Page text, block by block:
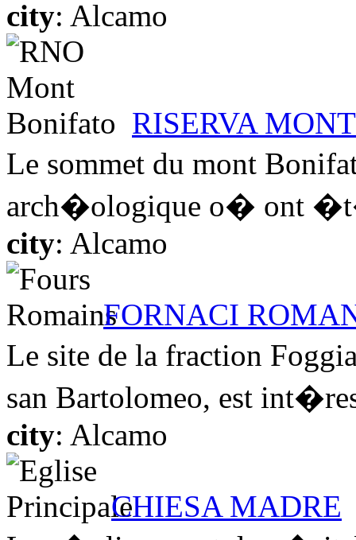
city: Alcamo
RISERVA
Le sommet du mont
arch�ologique o� ont
city: Alcamo
FORNACI
Le site de la fraction
san Bartolomeo, est
city: Alcamo
CHIESA MADRE